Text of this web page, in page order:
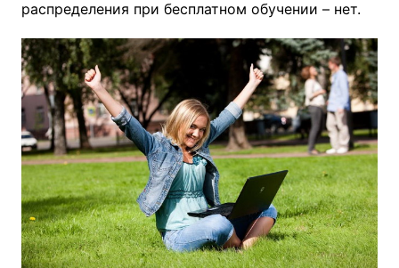
распределения при бесплатном обучении – нет.